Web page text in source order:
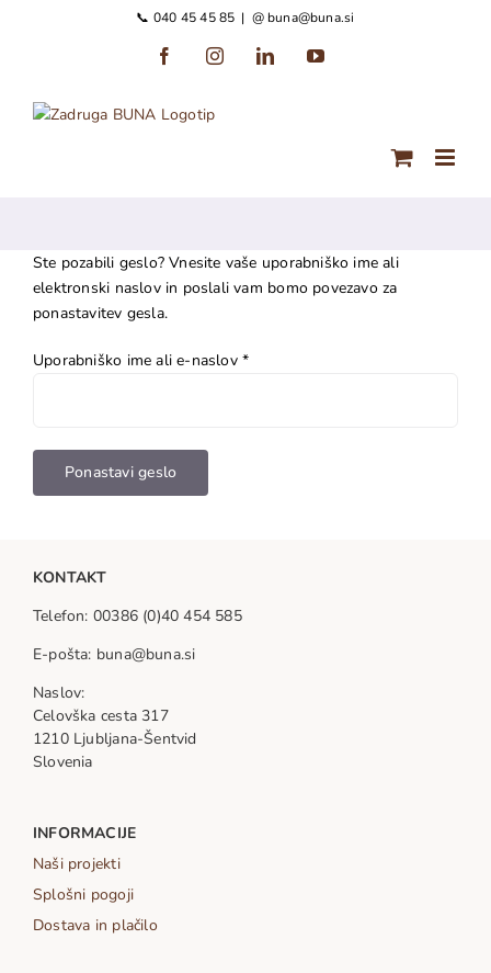
📞 040 45 45 85 | @ buna@buna.si
FacebookInstagramLinkedInYouTube
Ste pozabili geslo? Vnesite vaše uporabniško ime ali
elektronski naslov in poslali vam bomo povezavo za
ponastavitev gesla.
Uporabniško ime ali e-naslov*Zahtevano
Ponastavi geslo
KONTAKT
Telefon: 00386 (0)40 454 585
E-pošta: buna@buna.si
Naslov:
Celovška cesta 317
1210 Ljubljana-Šentvid
Slovenia
INFORMACIJE
Naši projekti
Splošni pogoji
Dostava in plačilo